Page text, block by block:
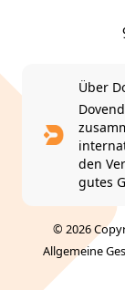
Über
den
gutes
© 2026
Allgemeine